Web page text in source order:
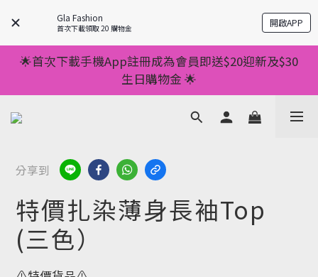
Gla Fashion
首次下載領取 20 購物金 開啟APP
💥正價服裝滿減優惠💥 ✅一件起包順豐 ✅第二件起減
$20 ✅第三件減$40    如此類推⬆不設上限
💥正價服裝滿減優惠💥 ✅一件起包順豐 ✅第二件起減
$20 ✅第三件減$40    如此類推⬆不設上限
🌟首次下載手機App註冊成為會員即送$20迎新及$30
生日購物金 🌟
🌟手機App消費儲積分當購物金用🌟消費1元有1分 🌟
累積滿100分可當1元使用🌟
💥正價服裝滿減優惠💥 ✅一件起包順豐 ✅第二件起減
$20 ✅第三件減$40    如此類推⬆不設上限
分享到
特價扎染薄身長袖Top
(三色）